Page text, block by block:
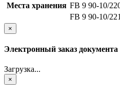
Места хранения FB 9 90-10/
FB 9 90-10/
×
Электронный заказ
Загрузка...
×